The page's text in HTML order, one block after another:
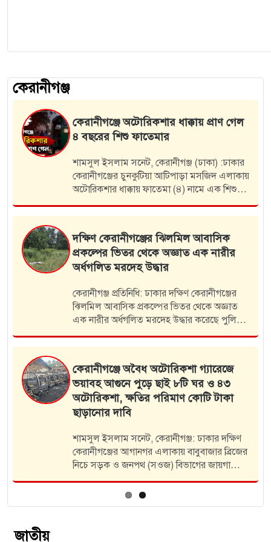
কেরানীগঞ্জ
কেরানীগঞ্জে অটোরিকশার ধাক্কায় প্রাণ গেল
৪ বছরের শিশু ফাতেমার
শামসুল ইসলাম সনেট, কেরানীগঞ্জ (ঢাকা) :ঢাকার
কেরানীগঞ্জের চুনকুটিয়া আটিপাড়া মসজিদ এলাকায়
অটোরিকশার ধাক্কায় ফাতেমা (৪) নামে এক শিশুর
মর্মান্তিক মৃত্যু হয়েছে। শনিবার (১ আগস্ট) সন্ধ্যা
সাড়ে ৬টার দিকে এ দুর্ঘটনা…
দক্ষিণ কেরানীগঞ্জের ঝিলমিল আবাসিক
প্রকল্পের ভিতর থেকে অজ্ঞাত এক নারীর
অর্ধগলিত মরদেহ উদ্ধার
কেরানীগঞ্জ প্রতিনিধি: ঢাকার দক্ষিণ কেরানীগঞ্জের
ঝিলমিল আবাসিক প্রকল্পের ভিতর থেকে অজ্ঞাত
এক নারীর অর্ধগলিত মরদেহ উদ্ধার করেছে পুলিশ।
ইতিমধ্যে মরদেহটির নাম পরিচয় শনাক্তের জন্য
পুলিশ ব্যুর‍ো অব ইনভেস্টিগেশন (পিবিআই) ও…
কেরানীগঞ্জে অবৈধ অটোরিকশা গ্যারেজে
ভয়াবহ আগুনে পুড়ে ছাই ৮টি ঘর ও ৪৩
অটোরিকশা, ক্ষতির পরিমাণ কোটি টাকা
ছাড়ানোর দাবি
শামসুল ইসলাম সনেট, কেরানীগঞ্জ: ঢাকার দক্ষিণ
কেরানীগঞ্জের আগানগর এলাকায় বাবুবাজার ব্রিজের
নিচে সড়ক ও জনপথ (সওজ) বিভাগের জায়গা
দখল করে গড়ে ওঠা একটি অবৈধ অটোরিকশা
গ্যারেজে ভয়াবহ অগ্নিকাণ্ডের ঘটনা ঘটেছে।…
জাতীয়